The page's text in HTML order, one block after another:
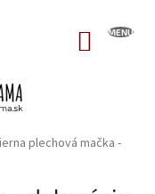
plechová mačka -